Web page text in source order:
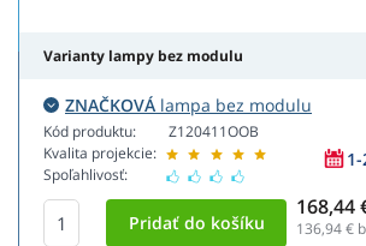
Varianty lampy bez modulu
ZNAČKOVÁ lampa bez modulu
Kód produktu:
Kvalita projekcie:
Spoľahlivosť:
Z120411OOB
168,44
136,94€